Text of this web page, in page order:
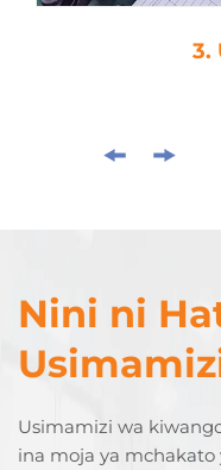
3.
Nini ni
Usimamizi wa
ina moja ya